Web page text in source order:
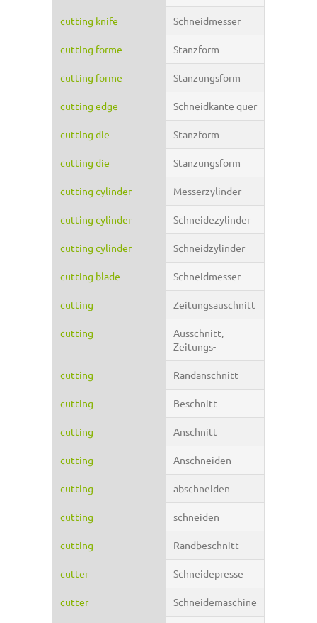
cutting knife Schneidmesser
cutting forme Stanzform
cutting forme Stanzungsform
cutting edge Schneidkante quer
cutting die Stanzform
cutting die Stanzungsform
cutting cylinder Messerzylinder
cutting cylinder Schneidezylinder
cutting cylinder Schneidzylinder
cutting blade Schneidmesser
cutting Zeitungsauschnitt
cutting
Ausschnitt,
Zeitungs-
cutting Randanschnitt
cutting Beschnitt
cutting Anschnitt
cutting Anschneiden
cutting abschneiden
cutting schneiden
cutting Randbeschnitt
cutter Schneidepresse
cutter Schneidemaschine